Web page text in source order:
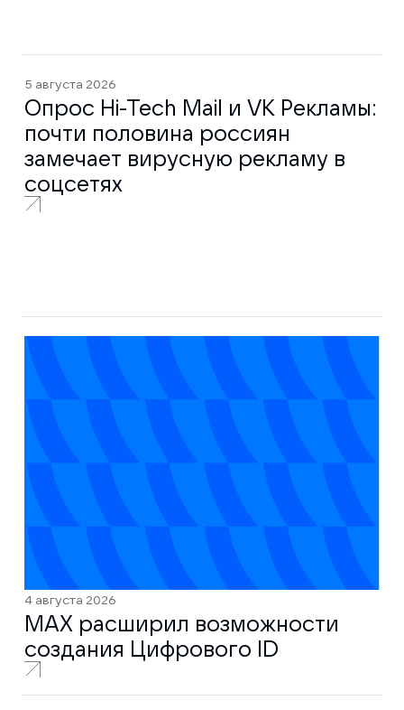
5 августа 2026
Опрос Hi-Tech Mail и VK Рекламы:
почти половина россиян
замечает вирусную рекламу в
соцсетях
4 августа 2026
MAX расширил возможности
создания Цифрового ID